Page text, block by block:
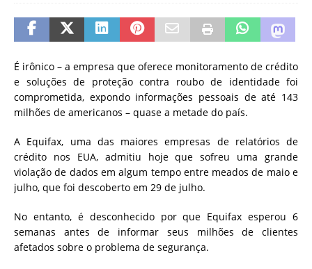
É irônico – a empresa que oferece monitoramento de crédito
e soluções de proteção contra roubo de identidade foi
comprometida, expondo informações pessoais de até 143
milhões de americanos – quase a metade do país.
A Equifax, uma das maiores empresas de relatórios de
crédito nos EUA, admitiu hoje que sofreu uma grande
violação de dados em algum tempo entre meados de maio e
julho, que foi descoberto em 29 de julho.
No entanto, é desconhecido por que Equifax esperou 6
semanas antes de informar seus milhões de clientes
afetados sobre o problema de segurança.